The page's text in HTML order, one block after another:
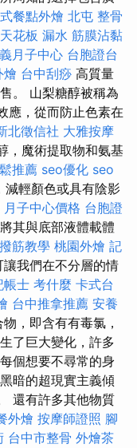
餐點外燴 北屯 整骨
天花板 漏水 筋膜沾黏
月子中心 台胞證台
燴 台中刮痧 高質量
。 山梨糖醇被稱為
應，從而防止色素在
北徵信社 大雅按摩
，魔術提取物和氨基
推薦 seo優化 seo
減輕顏色或具有陰影
月子中心價格 台胞證
其與底部液體載體
撥筋教學 桃園外燴 記
我們在不分層的情
帳士 考什麼 卡式台
台中推拿推薦 安養
，即含有有毒氯，
了巨大變化，許多
個想要不尋常的身
暗的超現實主義傾
還有許多其他物質
外燴 按摩師證照 腳
台中市整骨 外燴茶